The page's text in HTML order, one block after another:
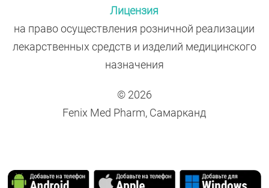
Лицензия
на право осуществления розничной реализации
лекарственных средств и изделий медицинского
назначения
© 2026
Fenix Med Pharm, Самарканд